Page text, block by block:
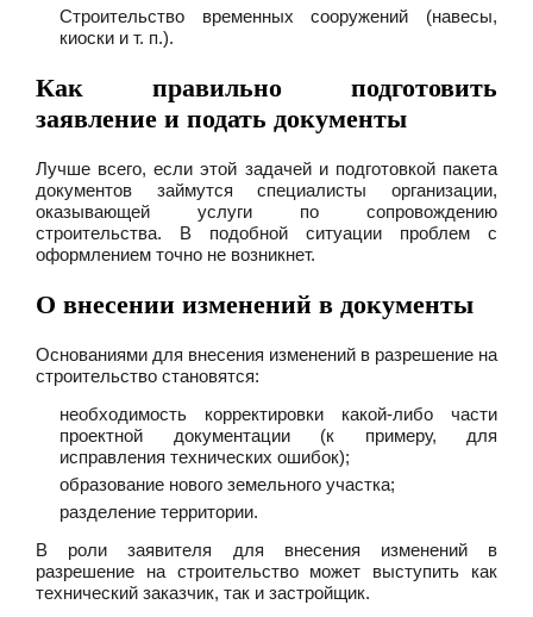
Строительство временных сооружений (навесы,
киоски и т. п.).
Как правильно подготовить
заявление и подать документы
Лучше всего, если этой задачей и подготовкой пакета
документов займутся специалисты организации,
оказывающей услуги по сопровождению
строительства. В подобной ситуации проблем с
оформлением точно не возникнет.
О внесении изменений в документы
Основаниями для внесения изменений в разрешение на
строительство становятся:
необходимость корректировки какой-либо части
проектной документации (к примеру, для
исправления технических ошибок);
образование нового земельного участка;
разделение территории.
В роли заявителя для внесения изменений в
разрешение на строительство может выступить как
технический заказчик, так и застройщик.